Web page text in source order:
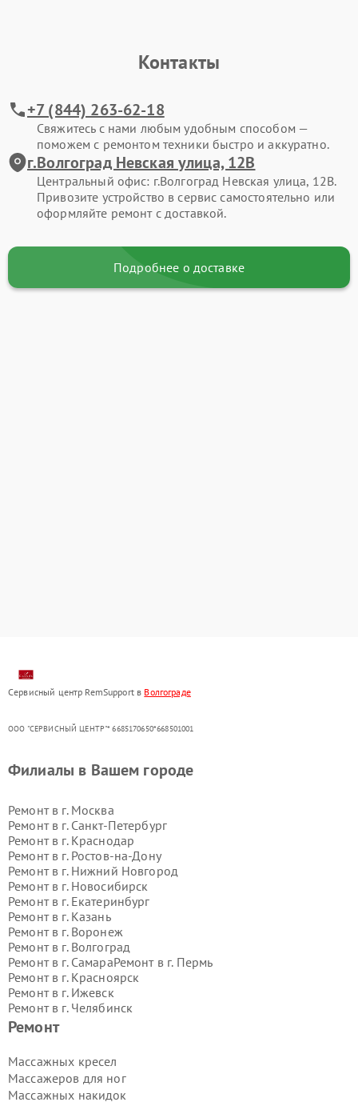
Контакты
+7 (844) 263-62-18
Свяжитесь с нами любым удобным способом —
поможем с ремонтом техники быстро и аккуратно.
г.Волгоград Невская улица, 12В
Центральный офис: г.Волгоград Невская улица, 12В.
Привозите устройство в сервис самостоятельно или
оформляйте ремонт с доставкой.
Подробнее о доставке
Сервисный центр RemSupport в Волгограде
ООО "СЕРВИСНЫЙ ЦЕНТР"* 6685170650*668501001
Ремонт
Массажных кресел
Массажеров для ног
Массажных накидок
Филиалы в Вашем городе
Ремонт в г. Москва
Ремонт в г. Санкт-Петербург
Ремонт в г. Краснодар
Ремонт в г. Ростов-на-Дону
Ремонт в г. Нижний Новгород
Ремонт в г. Новосибирск
Ремонт в г. Екатеринбург
Ремонт в г. Казань
Ремонт в г. Воронеж
Ремонт в г. Волгоград
Ремонт в г. СамараРемонт в г. Пермь
Ремонт в г. Красноярск
Ремонт в г. Ижевск
Ремонт в г. Челябинск
Ремонт в г.
Ремонт в г.
Ремонт в г.Саратов
Ремонт в г.Барнаул
Ремонт в г.Тольятти